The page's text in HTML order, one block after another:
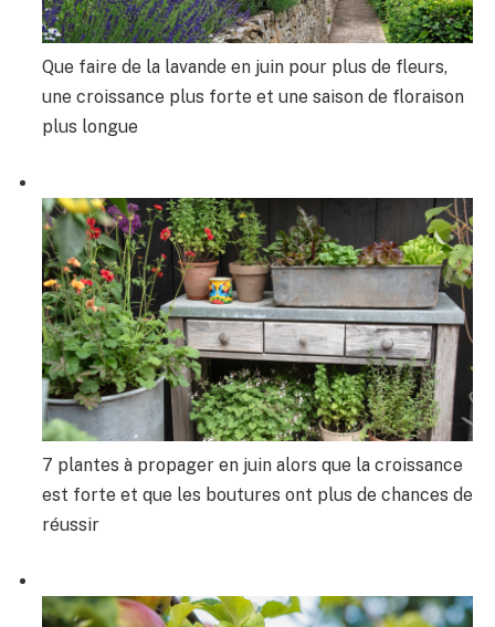
Que faire de la lavande en juin pour plus de fleurs,
une croissance plus forte et une saison de floraison
plus longue
7 plantes à propager en juin alors que la croissance
est forte et que les boutures ont plus de chances de
réussir